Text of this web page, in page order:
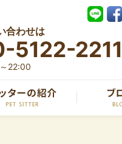
合わせは
5122-2211
22:00